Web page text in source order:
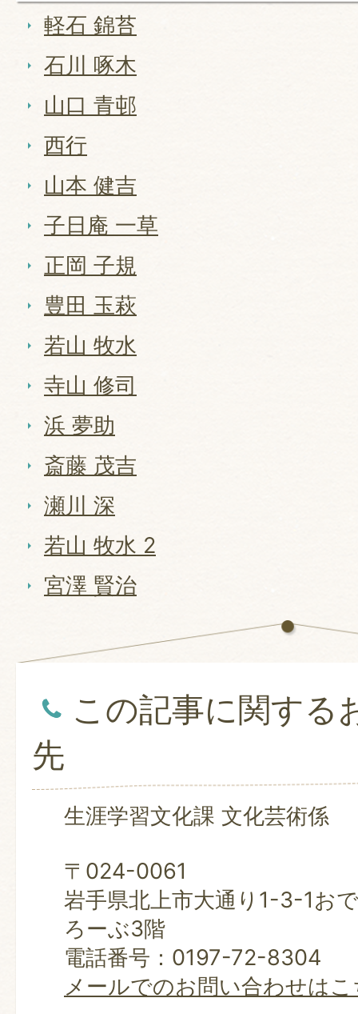
軽石 錦苔
石川 啄木
山口 青邨
西行
山本 健吉
子日庵 一草
正岡 子規
豊田 玉萩
若山 牧水
寺山 修司
浜 夢助
斎藤 茂吉
瀬川 深
若山 牧水 2
宮澤 賢治
この記事に関する
先
生涯学習文化課 文化芸術係
〒024-0061
岩手県北上市大通り1-3-1お
ろーぶ3階
電話番号：0197-72-8304
メールでのお問い合わせは